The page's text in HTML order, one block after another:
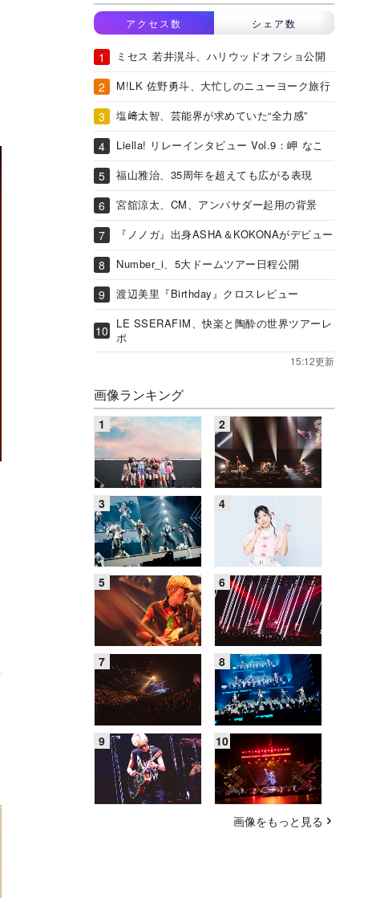
アクセス数 シェア数
ミセス 若井滉斗、ハリウッドオフショ公開
M!LK 佐野勇斗、大忙しのニューヨーク旅行
塩﨑太智、芸能界が求めていた“全力感”
Liella! リレーインタビュー Vol.9：岬 なこ
福山雅治、35周年を超えても広がる表現
宮舘涼太、CM、アンバサダー起用の背景
『ノノガ』出身ASHA＆KOKONAがデビュー
Number_i、5大ドームツアー日程公開
渡辺美里『Birthday』クロスレビュー
LE SSERAFIM、快楽と陶酔の世界ツアーレ
ポ
15:12更新
画像ランキング
画像をもっと見る